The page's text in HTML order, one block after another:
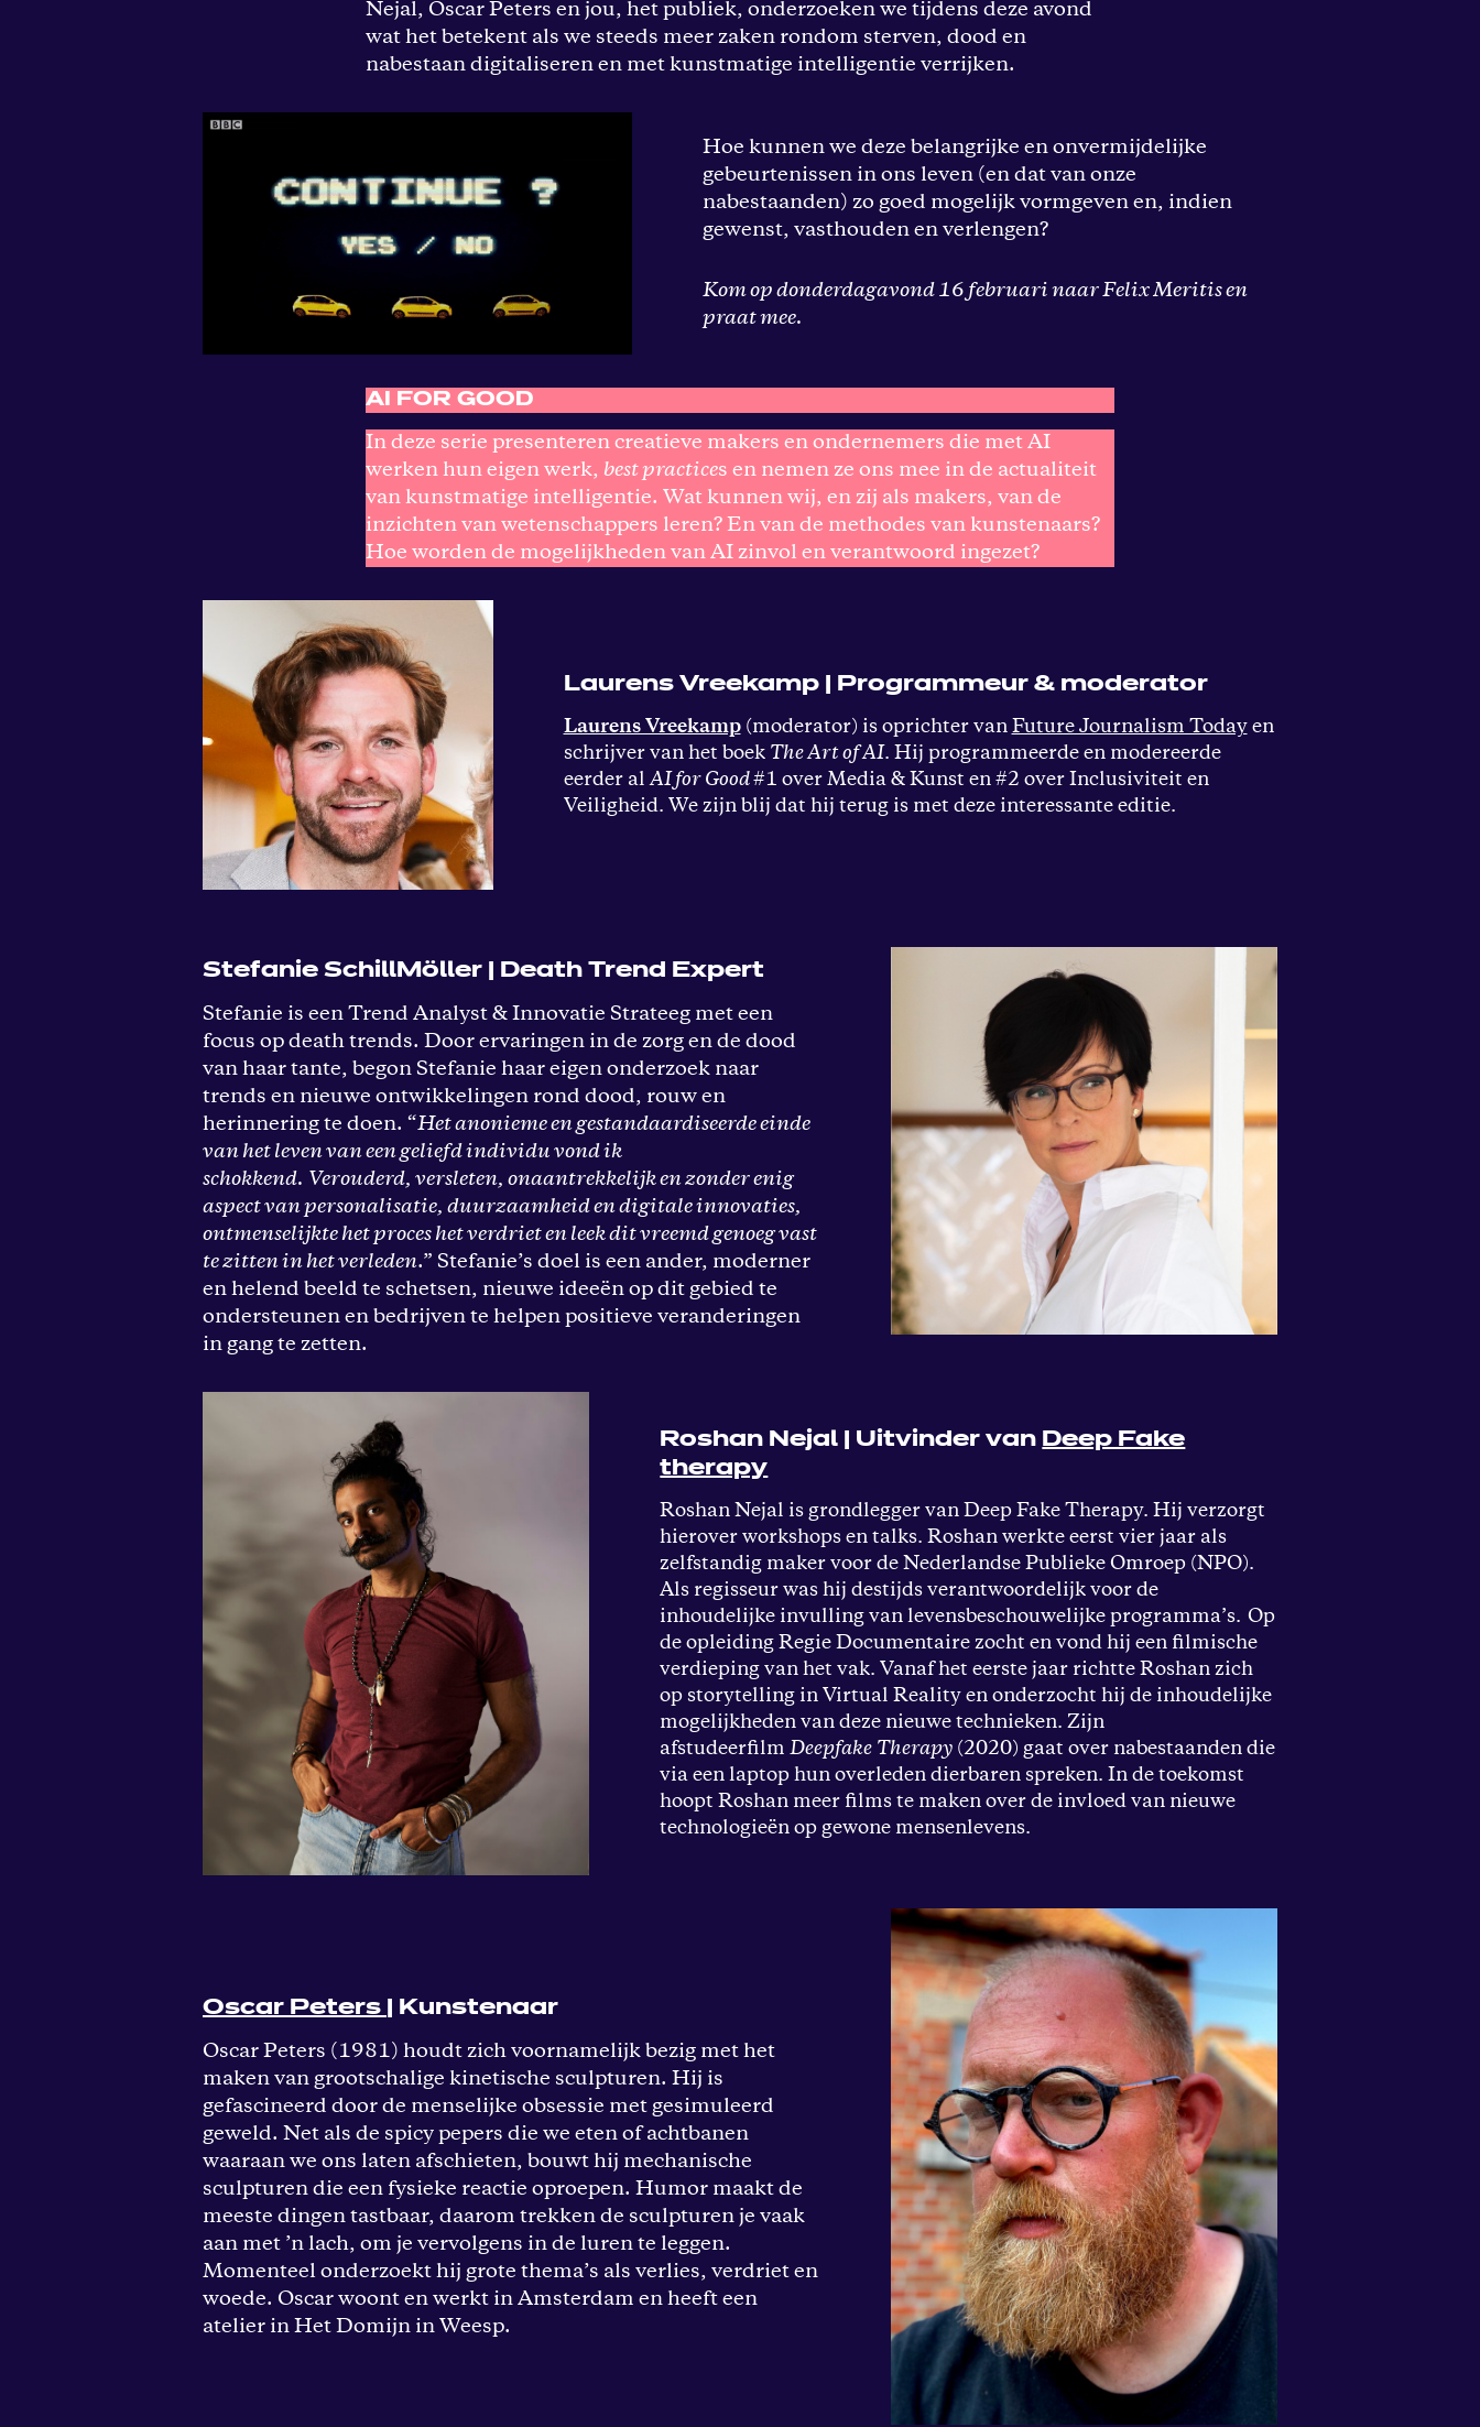
Nejal, Oscar Peters en jou, het publiek, onderzoeken we tijdens deze avond
wat het betekent als we steeds meer zaken rondom sterven, dood en
nabestaan digitaliseren en met kunstmatige intelligentie verrijken.
Hoe kunnen we deze belangrijke en onvermijdelijke
gebeurtenissen in ons leven (en dat van onze
nabestaanden) zo goed mogelijk vormgeven en, indien
gewenst, vasthouden en verlengen?
Kom op donderdagavond 16 februari naar Felix Meritis en
praat mee.
AI FOR GOOD
In deze serie presenteren creatieve makers en ondernemers die met AI
werken hun eigen werk, best practices en nemen ze ons mee in de actualiteit
van kunstmatige intelligentie. Wat kunnen wij, en zij als makers, van de
inzichten van wetenschappers leren? En van de methodes van kunstenaars?
Hoe worden de mogelijkheden van AI zinvol en verantwoord ingezet?
Laurens Vreekamp | Programmeur & moderator
Laurens Vreekamp(moderator) is oprichter van Future Journalism Todayen
schrijver van het boek The Art of AI. Hij programmeerde en modereerde
eerder alAI for Good#1 over Media & Kunst en #2 over Inclusiviteit en
Veiligheid. We zijn blij dat hij terug is met deze interessante editie.
Stefanie SchillMöller | Death Trend Expert
Stefanie is een Trend Analyst & Innovatie Strateeg met een
focus op death trends. Door ervaringen in de zorg en de dood
van haar tante, begon Stefanie haar eigen onderzoek naar
trends en nieuwe ontwikkelingen rond dood, rouw en
herinnering te doen. “Het anonieme en gestandaardiseerde einde
van het leven van een geliefd individu vond ik
schokkend. Verouderd, versleten, onaantrekkelijk en zonder enig
aspect van personalisatie, duurzaamheid en digitale innovaties,
ontmenselijkte het proces het verdriet en leek dit vreemd genoeg vast
te zitten in het verleden.” Stefanie’s doel is een ander, moderner
en helend beeld te schetsen, nieuwe ideeën op dit gebied te
ondersteunen en bedrijven te helpen positieve veranderingen
in gang te zetten.
Roshan Nejal | Uitvinder van Deep Fake
therapy
Roshan Nejal is grondlegger van Deep Fake Therapy. Hij verzorgt
hierover workshops en talks. Roshan werkte eerst vier jaar als
zelfstandig maker voor de Nederlandse Publieke Omroep (NPO).
Als regisseur was hij destijds verantwoordelijk voor de
inhoudelijke invulling van levensbeschouwelijke programma’s. Op
de opleiding Regie Documentaire zocht en vond hij een filmische
verdieping van het vak. Vanaf het eerste jaar richtte Roshan zich
op storytelling in Virtual Reality en onderzocht hij de inhoudelijke
mogelijkheden van deze nieuwe technieken. Zijn
afstudeerfilmDeepfake Therapy (2020) gaat over nabestaanden die
via een laptop hun overleden dierbaren spreken. In de toekomst
hoopt Roshan meer films te maken over de invloed van nieuwe
technologieën op gewone mensenlevens.
Oscar Peters | Kunstenaar
Oscar Peters (1981) houdt zich voornamelijk bezig met het
maken van grootschalige kinetische sculpturen. Hij is
gefascineerd door de menselijke obsessie met gesimuleerd
geweld. Net als de spicy pepers die we eten of achtbanen
waaraan we ons laten afschieten, bouwt hij mechanische
sculpturen die een fysieke reactie oproepen. Humor maakt de
meeste dingen tastbaar, daarom trekken de sculpturen je vaak
aan met ’n lach, om je vervolgens in de luren te leggen.
Momenteel onderzoekt hij grote thema’s als verlies, verdriet en
woede. Oscar woont en werkt in Amsterdam en heeft een
atelier in Het Domijn in Weesp.